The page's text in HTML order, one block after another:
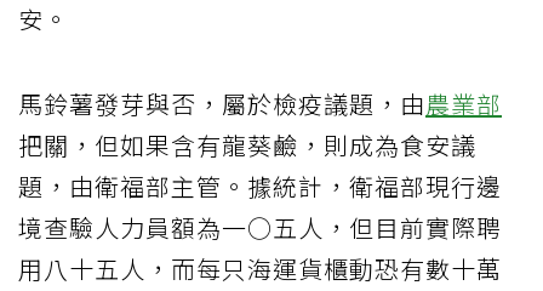
安。
馬鈴薯發芽與否，屬於檢疫議題，由農業部
把關，但如果含有龍葵鹼，則成為食安議
題，由衛福部主管。據統計，衛福部現行邊
境查驗人力員額為一○五人，但目前實際聘
用八十五人，而每只海運貨櫃動恐有數十萬